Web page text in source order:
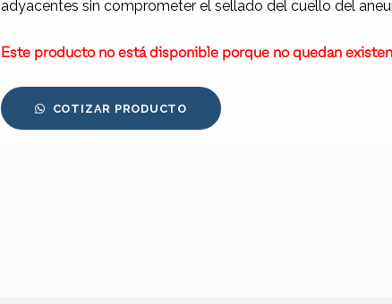
adyacentes sin comprometer el sellado del cuello del
Este producto no está disponible porque no quedan
COTIZAR PRODUCTO